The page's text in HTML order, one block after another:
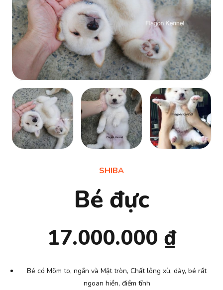
SHIBA
Bé đực
17.000.000 ₫
Bé có Mõm to, ngắn và Mặt tròn, Chất lông xù, dày, bé rất
ngoan hiền, điềm tĩnh